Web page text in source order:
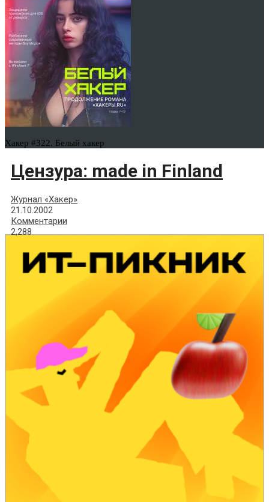
Хакер #322. Белый хакер
Цензура: made in Finland
Журнал «Хакер»
21.10.2002
Комментарии
2,288